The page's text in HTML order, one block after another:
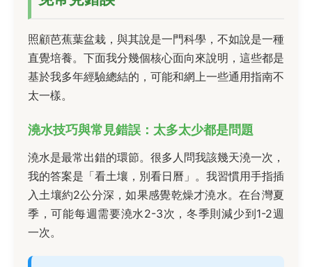
照顧芭蕉葉盆栽，與其說是一門科學，不如說是一種
直覺培養。下面我分幾個核心面向來說明，這些都是
基於我多年經驗總結的，可能和網上一些通用指南不
太一樣。
澆水技巧與常見錯誤：太多太少都是問題
澆水是最常出錯的環節。很多人問我該幾天澆一次，
我的答案是「看土壤，別看日曆」。我習慣用手指插
入土壤約2公分深，如果感覺乾燥才澆水。在台灣夏
季，可能每週需要澆水2-3次，冬季則減少到1-2週
一次。